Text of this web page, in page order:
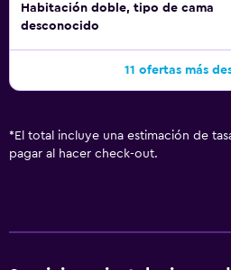
alojamiento (es posible que se
Habitación doble, tipo de cama
desconocido
11 ofertas más
* El total incluye una estimación de
pagar al hacer check-out.